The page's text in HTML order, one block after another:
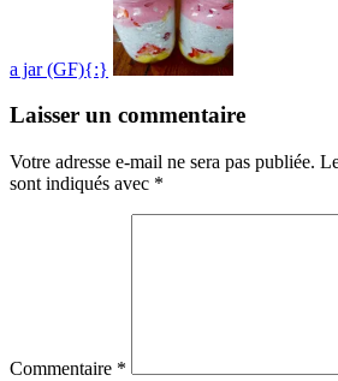
a jar (GF){:}
Laisser un commentaire
Votre adresse e-mail ne sera pas publiée.
sont indiqués avec *
Commentaire *